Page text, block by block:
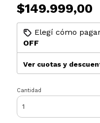
$149.999,00
Elegí cómo
OFF
Ver cuotas y
Cantidad